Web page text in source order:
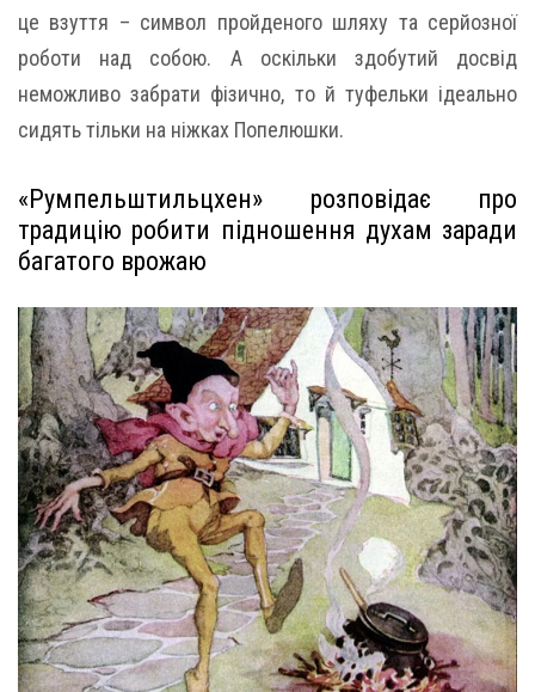
це взуття – символ пройденого шляху та серйозної
роботи над собою. А оскільки здобутий досвід
неможливо забрати фізично, то й туфельки ідеально
сидять тільки на ніжках Попелюшки.
«Румпельштильцхен» розповідає про
традицію робити підношення духам заради
багатого врожаю